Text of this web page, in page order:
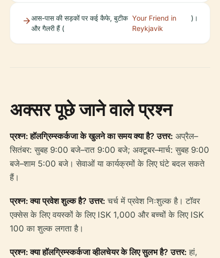
आस-पास की सड़कों पर कई कैफे, बुटीक
और गैलरी हैं (
Your Friend in
Reykjavik
)।
अक्सर पूछे जाने वाले प्रश्न
प्रश्न: हॉलग्रिम्स्कर्कजा के खुलने का समय क्या है? उत्तर: अप्रैल–
सितंबर: सुबह 9:00 बजे–रात 9:00 बजे; अक्टूबर–मार्च: सुबह 9:00
बजे–शाम 5:00 बजे। सेवाओं या कार्यक्रमों के लिए घंटे बदल सकते
हैं।
प्रश्न: क्या प्रवेश शुल्क है? उत्तर: चर्च में प्रवेश निःशुल्क है। टॉवर
एक्सेस के लिए वयस्कों के लिए ISK 1,000 और बच्चों के लिए ISK
100 का शुल्क लगता है।
प्रश्न: क्या हॉलग्रिम्स्कर्कजा व्हीलचेयर के लिए सुलभ है? उत्तर: हां,